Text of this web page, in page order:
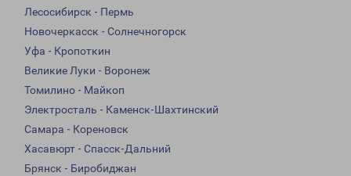
Лесосибирск - Пермь
Новочеркасск - Солнечногорск
Уфа - Кропоткин
Великие Луки - Воронеж
Томилино - Майкоп
Электросталь - Каменск-Шахтинский
Самара - Кореновск
Хасавюрт - Спасск-Дальний
Брянск - Биробиджан